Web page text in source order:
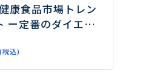
食品市場トレン
ー定番のダイエッ
リまでデータで
場の未来ー
(税込)